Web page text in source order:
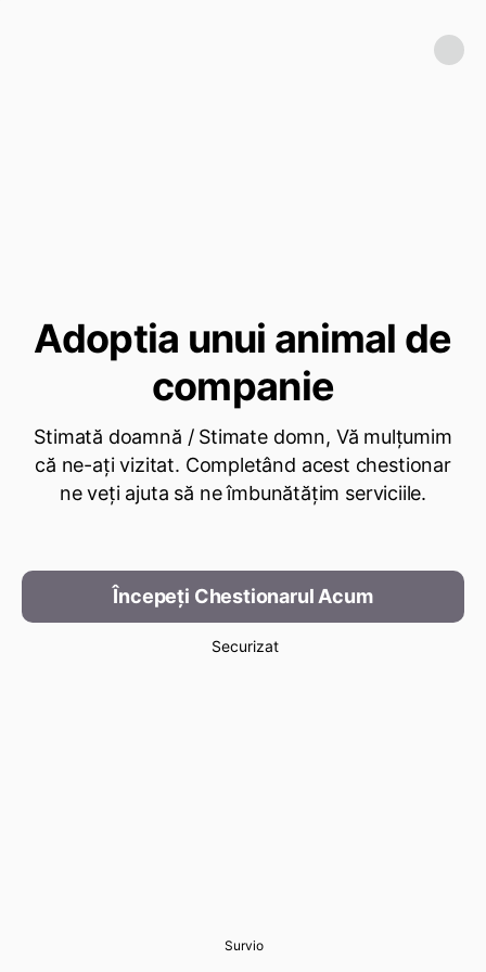
Adoptia unui animal de
Stimată doamnă / Stimate domn, Vă mulțumim
că ne-ați vizitat. Completând acest chestionar
ne veți ajuta să ne îmbunătățim serviciile.
Începeți Chestionarul Acum
Securizat
Survio